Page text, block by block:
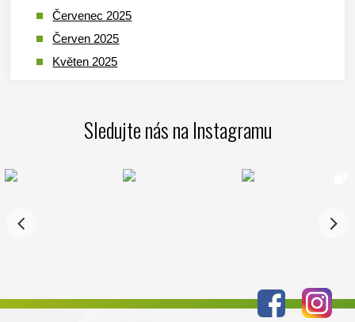
Červenec 2025
Červen 2025
Květen 2025
Leden 2025
Listopad 2024
Sledujte nás na Instagramu